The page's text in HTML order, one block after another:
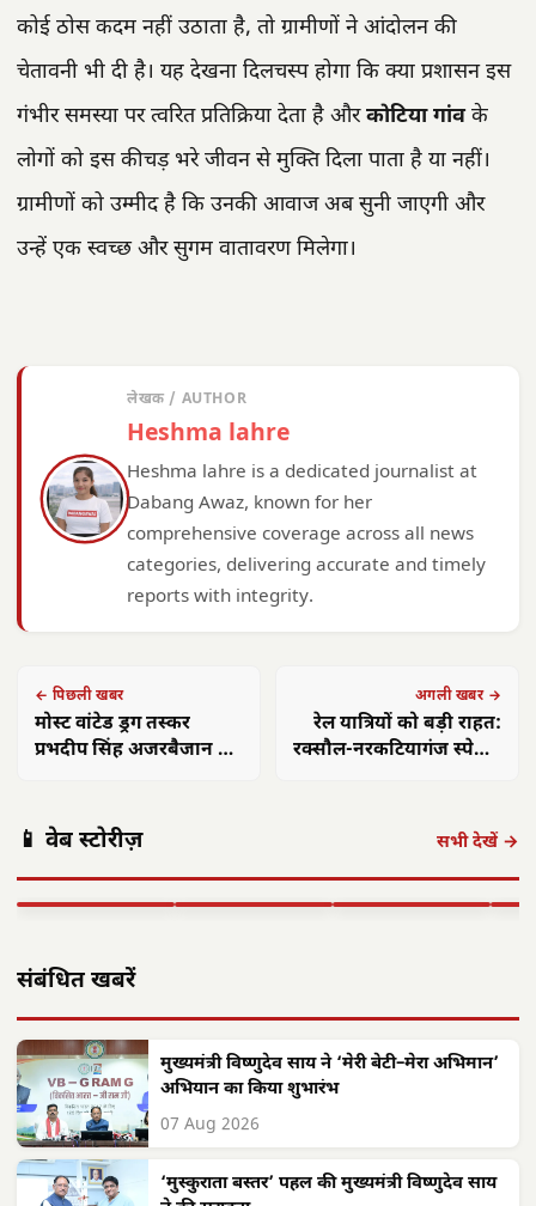
कोई ठोस कदम नहीं उठाता है, तो ग्रामीणों ने आंदोलन की
चेतावनी भी दी है। यह देखना दिलचस्प होगा कि क्या प्रशासन इस
गंभीर समस्या पर त्वरित प्रतिक्रिया देता है औरकोटिया गांवके
लोगों को इस कीचड़ भरे जीवन से मुक्ति दिला पाता है या नहीं।
ग्रामीणों को उम्मीद है कि उनकी आवाज अब सुनी जाएगी और
उन्हें एक स्वच्छ और सुगम वातावरण मिलेगा।
लेखक / AUTHOR
Heshma lahre
Heshma lahre is a dedicated journalist at
Dabang Awaz, known for her
comprehensive coverage across all news
categories, delivering accurate and timely
reports with integrity.
← पिछली खबर
मोस्ट वांटेड ड्रग तस्कर
प्रभदीप सिंह अजरबैजान से
अगली खबर →
रेल यात्रियों को बड़ी राहत:
रक्सौल-नरकटियागंज स्पेशल
📱 वेब स्टोरीज़ सभी देखें →
कल्याण को नई
ने…
CM साय ने…
सितंबर से सभी
बहाल करेगा,…
…
संबंधित खबरें
मुख्यमंत्री विष्णुदेव साय ने ‘मेरी बेटी–मेरा अभिमान’
अभियान का किया शुभारंभ
07 Aug 2026
‘मुस्कुराता बस्तर’ पहल की मुख्यमंत्री विष्णुदेव साय